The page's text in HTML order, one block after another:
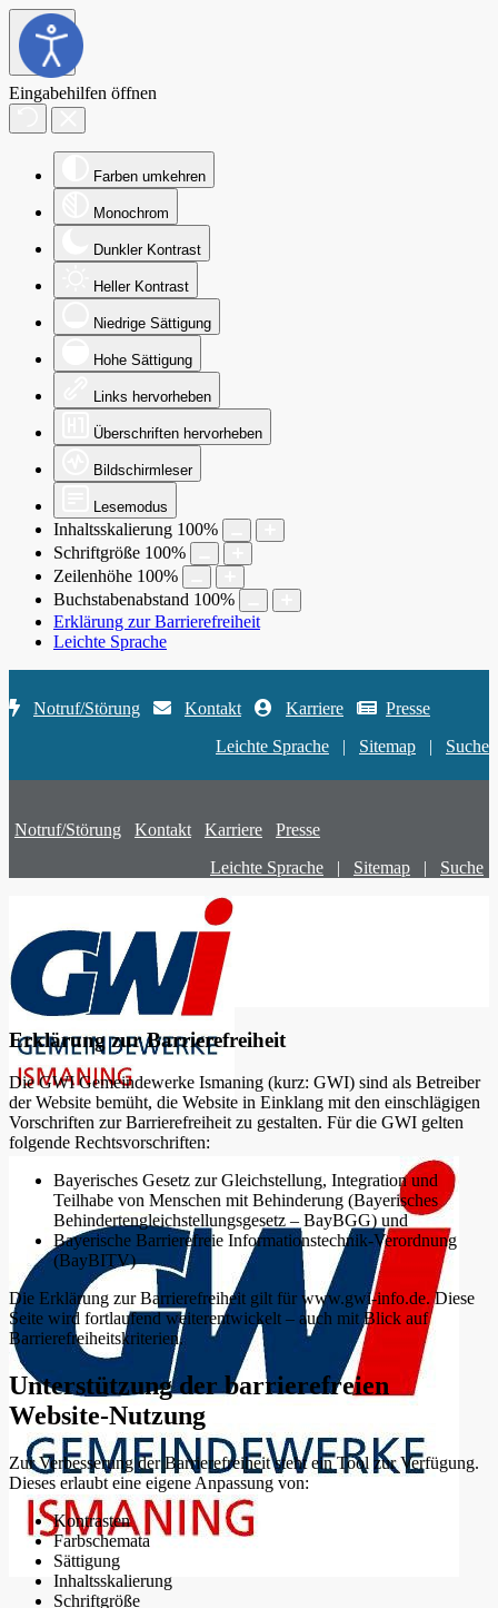
Eingabehilfen öffnen
Farben umkehren
Monochrom
Dunkler Kontrast
Heller Kontrast
Niedrige Sättigung
Hohe Sättigung
Links hervorheben
Überschriften hervorheben
Bildschirmleser
Lesemodus
Inhaltsskalierung 100%
Schriftgröße 100%
Zeilenhöhe 100%
Buchstabenabstand 100%
Erklärung zur Barrierefreiheit
Leichte Sprache
Notruf/Störung Kontakt Karriere
Presse
Leichte Sprache | Sitemap | Suche
Notruf/Störung Kontakt Karriere
Presse
Leichte Sprache | Sitemap | Suche
Erklärung zur Barrierefreiheit
Die GWI Gemeindewerke Ismaning (kurz: GWI) sind als Betreiber
der Website bemüht, die Website in Einklang mit den einschlägigen
Vorschriften zur Barrierefreiheit zu gestalten. Für die GWI gelten
folgende Rechtsvorschriften:
Bayerisches Gesetz zur Gleichstellung, Integration und
Teilhabe von Menschen mit Behinderung (Bayerisches
Behindertengleichstellungsgesetz – BayBGG) und
Bayerische Barrierefreie Informationstechnik-Verordnung
(BayBITV)
Die Erklärung zur Barrierefreiheit gilt für www.gwi-info.de. Diese
Seite wird fortlaufend weiterentwickelt – auch mit Blick auf
Barrierefreiheitskriterien.
Unterstützung der barrierefreien
Website-Nutzung
Zur Verbesserung der Barrierefreiheit steht ein Tool zur Verfügung.
Dieses erlaubt eine eigene Anpassung von:
Kontrasten
Farbschemata
Sättigung
Inhaltsskalierung
Schriftgröße